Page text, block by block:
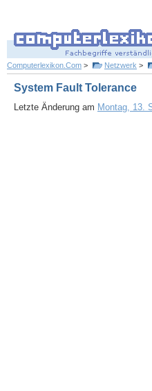
Computerlexikon.Com > Netzwerk >
System Fault Tolerance
Letzte Änderung am Montag, 13.